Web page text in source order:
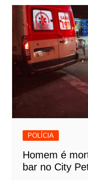
POLÍCIA
Homem é
bar no City